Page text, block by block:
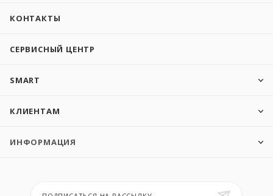
КОНТАКТЫ
СЕРВИСНЫЙ ЦЕНТР
SMART
КЛИЕНТАМ
ИНФОРМАЦИЯ